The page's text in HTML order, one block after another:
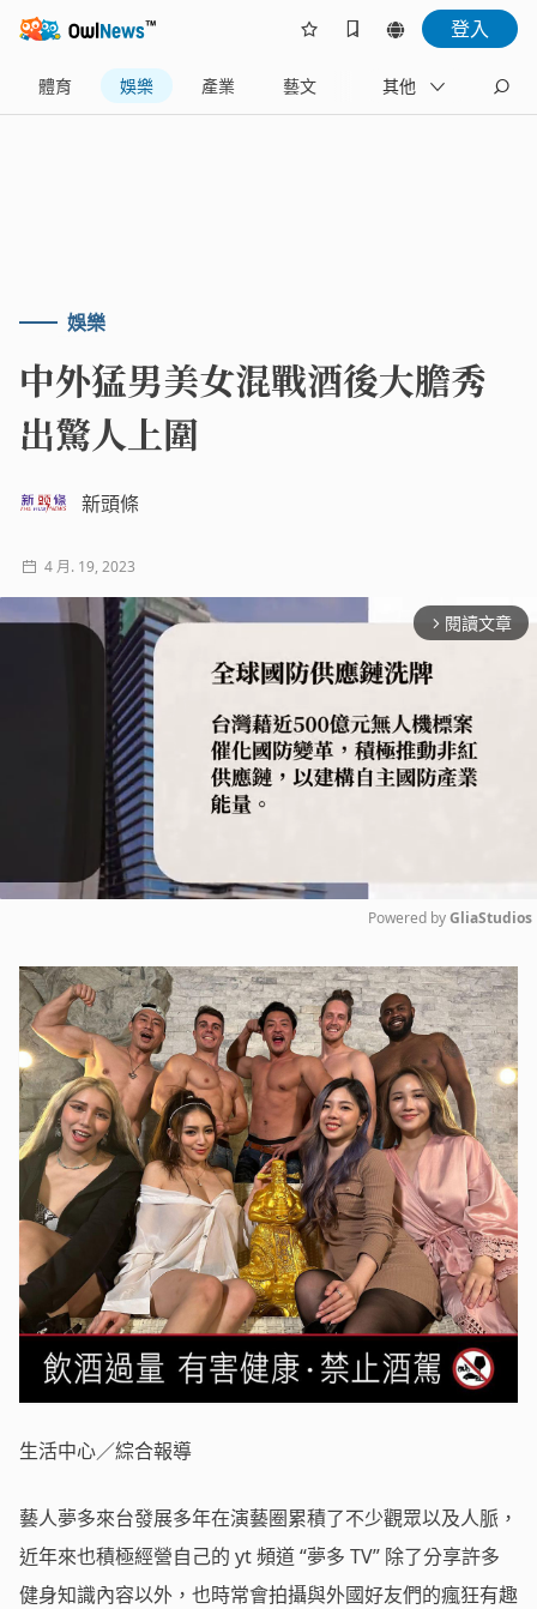
登入
體育 娛樂 產業 藝文 地方
其他
娛樂
中外猛男美女混戰酒後大膽秀
出驚人上圍
新頭條
4 月. 19, 2023
arrow_forward_ios 閱讀文章
Mute
Powered by GliaStudios
生活中心／綜合報導
藝人夢多來台發展多年在演藝圈累積了不少觀眾以及人脈，
近年來也積極經營自己的 yt 頻道 “夢多 TV” 除了分享許多
健身知識內容以外，也時常會拍攝與外國好友們的瘋狂有趣